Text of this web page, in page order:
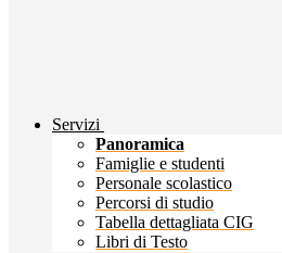
Servizi
Panoramica
Famiglie e studenti
Personale scolastico
Percorsi di studio
Tabella dettagliata CIG
Libri di Testo